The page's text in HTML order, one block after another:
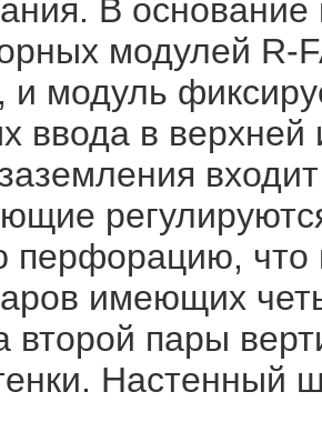
В
модулей R-
и модуль
ввода в
перфорацию, что
имеющих
второй пары
Настенный